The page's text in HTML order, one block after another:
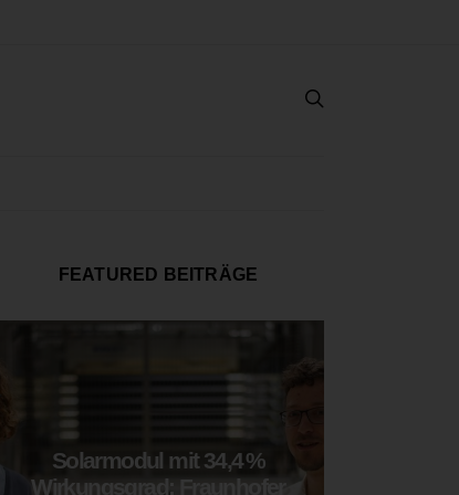
FEATURED BEITRÄGE
Solarmodul mit 34,4 %
Wirkungsgrad: Fraunhofer